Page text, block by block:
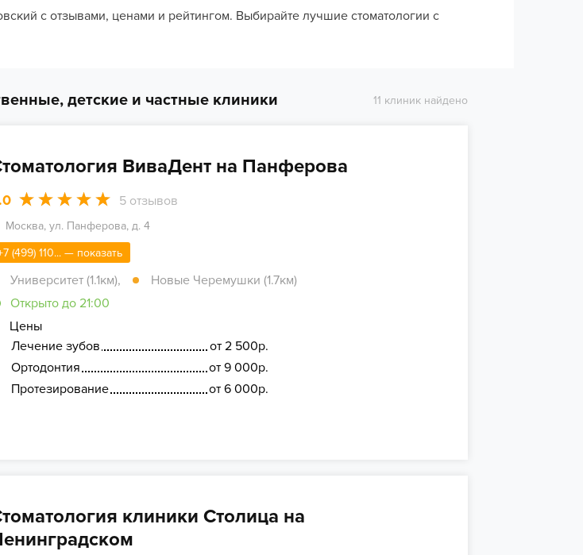
с отзывами, ценами и рейтингом. Выбирайте лучшие стоматологии с
детские и частные клиники 11 клиник найдено
ВиваДент на Панферова
5отзывов
Москва, ул. Панферова, д. 4
(499) 110... — показать
Университет (1.1км),
Новые Черемушки (1.7км)
Открыто до 21:00
Цены
Лечение зубов
от 2 500р.
Ортодонтия
от 9 000р.
Протезирование
от 6 000р.
клиники Столица на